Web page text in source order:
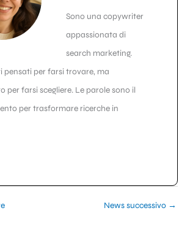
Sono una copywriter
appassionata di
search marketing.
pensati per farsi trovare, ma
per farsi scegliere. Le parole sono il
per trasformare ricerche in
News successivo →